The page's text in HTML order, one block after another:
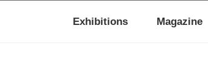
Exhibitions Magazine